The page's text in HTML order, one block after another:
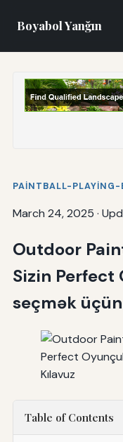
Boyabol Yanğın
PAINTBALL-PLAYING-
March 24, 2025 ·
Outdoor
Sizin Perfect
seçmək
Table of Contents